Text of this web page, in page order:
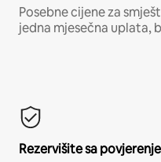
Posebne cijene za
jedna mjesečna uplata,
Rezervišite sa